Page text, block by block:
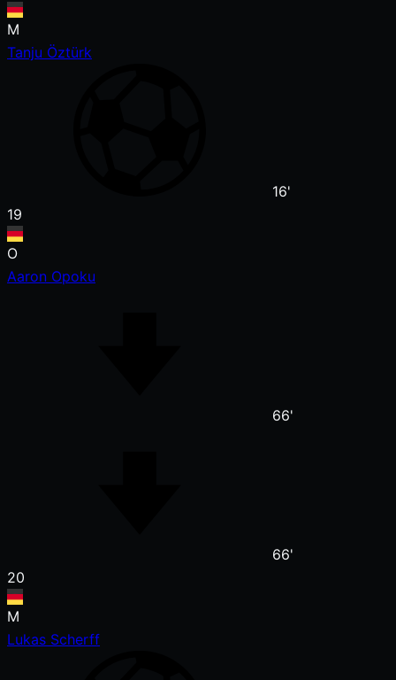
M
Tanju Öztürk
16'
19
O
Aaron Opoku
66'
66'
20
M
Lukas Scherff